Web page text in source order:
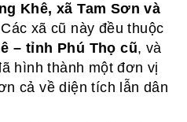
Khê, xã Tam Sơn và
xã cũ này đều thuộc
– tỉnh Phú Thọ cũ, và
hình thành một đơn vị
cả về diện tích lẫn dân